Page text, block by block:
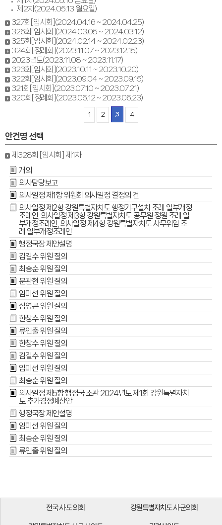
제2차(2024.05.13 월요일)
327회[임시회](2024.04.16 ~ 2024.04.25)
326회[임시회](2024.03.05 ~ 2024.03.12)
325회[임시회](2024.02.14 ~ 2024.02.23)
324회[정례회](2023.11.07 ~ 2023.12.15)
2023년도(2023.11.08 ~ 2023.11.17)
323회[임시회](2023.10.11 ~ 2023.10.20)
322회[임시회](2023.09.04 ~ 2023.09.15)
321회[임시회](2023.07.10 ~ 2023.07.21)
320회[정례회](2023.06.12 ~ 2023.06.23)
1 2 3 4
안건명 선택
제328회 [임시회] 제1차
개의
의사담당보고
의사일정 제1항 위원회 의사일정 결정의 건
의사일정 제2항 강원특별자치도 행정기구설치 조례 일부개정
조례안, 의사일정 제3항 강원특별자치도 공무원 정원 조례 일
부개정조례안, 의사일정 제4항 강원특별자치도 사무위임 조
례 일부개정조례안
행정국장 제안설명
김길수 위원 질의
최승순 위원 질의
문관현 위원 질의
임미선 위원 질의
심영곤 위원 질의
한창수 위원 질의
류인출 위원 질의
한창수 위원 질의
김길수 위원 질의
임미선 위원 질의
최승순 위원 질의
의사일정 제5항 행정국 소관 2024년도 제1회 강원특별자치
도 추가경정예산안
행정국장 제안설명
임미선 위원 질의
최승순 위원 질의
류인출 위원 질의
전국 시·도 의회 강원특별자치도 시·군의회